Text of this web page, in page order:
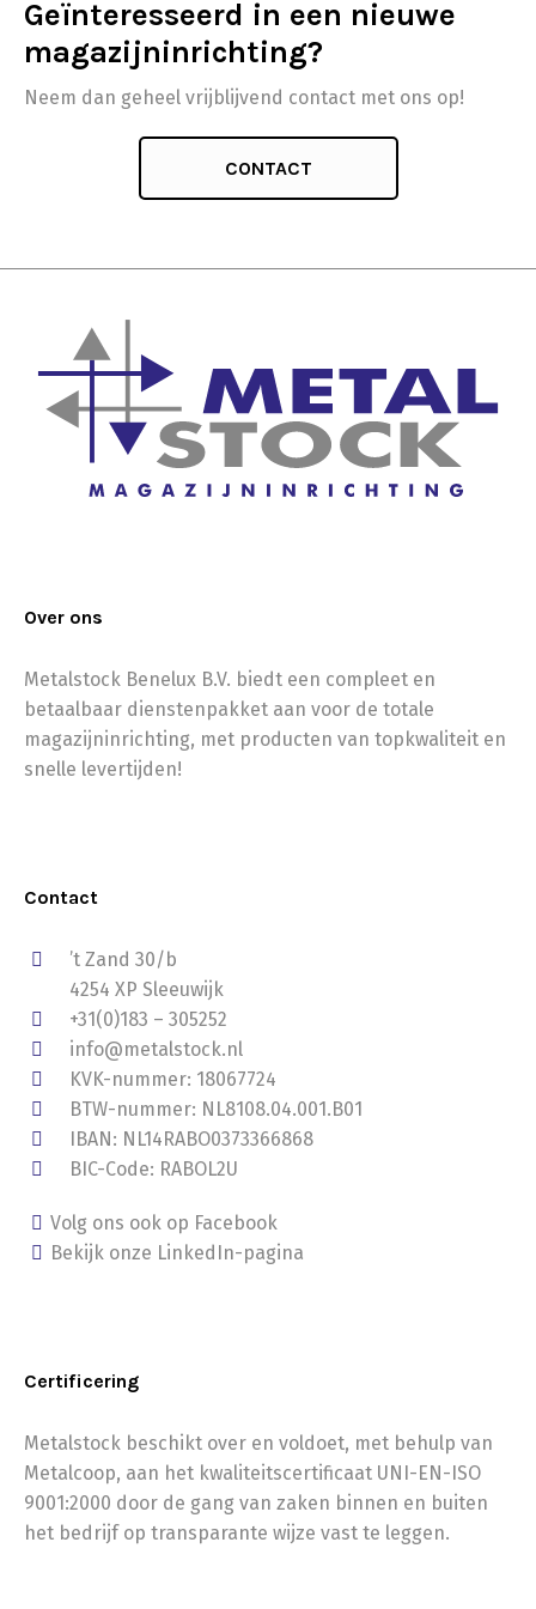
Geïnteresseerd in een nieuwe
magazijninrichting?
Neem dan geheel vrijblijvend contact met ons op!
CONTACT
Over ons
Metalstock Benelux B.V. biedt een compleet en
betaalbaar dienstenpakket aan voor de totale
magazijninrichting, met producten van topkwaliteit en
snelle levertijden!
Contact
’t Zand 30/b
4254 XP Sleeuwijk
+31(0)183 – 305252
info@metalstock.nl
KVK-nummer: 18067724
BTW-nummer: NL8108.04.001.B01
IBAN: NL14RABO0373366868
BIC-Code: RABOL2U
Volg ons ook op Facebook
Bekijk onze LinkedIn-pagina
Certificering
Metalstock beschikt over en voldoet, met behulp van
Metalcoop, aan het kwaliteitscertificaat UNI-EN-ISO
9001:2000 door de gang van zaken binnen en buiten
het bedrijf op transparante wijze vast te leggen.